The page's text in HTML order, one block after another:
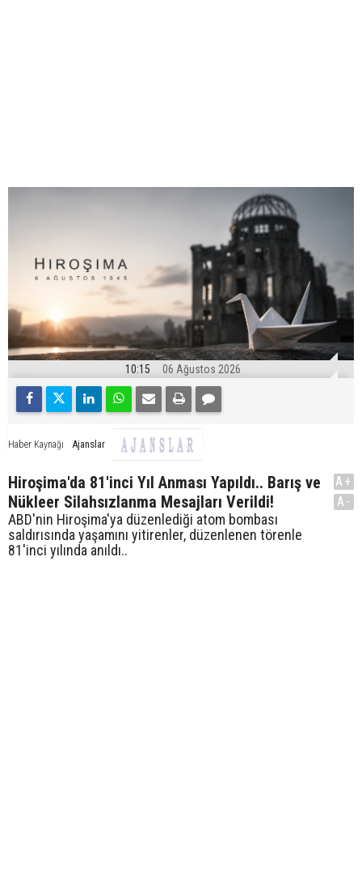
10:15 06 Ağustos 2026
Haber Kaynağı Ajanslar
Hiroşima'da 81'inci Yıl Anması Yapıldı.. Barış ve
Nükleer Silahsızlanma Mesajları Verildi!
ABD'nin Hiroşima'ya düzenlediği atom bombası
saldırısında yaşamını yitirenler, düzenlenen törenle
81'inci yılında anıldı..
A+
A-